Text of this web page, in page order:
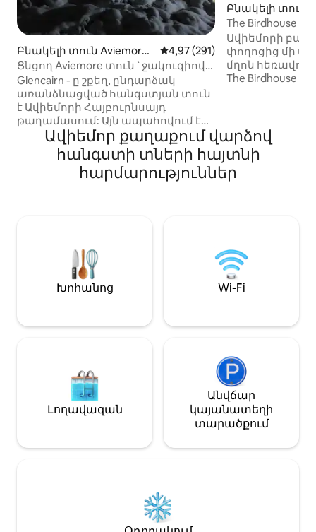
Բնակելի տուն Aviemore-
ում
Միջին վարկանիշը՝ 5-ից
4,97 (291)
Ցնցող Aviemore տուն ՝ ջակուզիով
և սաունայով
Glencairn - ը շքեղ, ընդարձակ
առանձնացված հանգստյան տուն
է Ավիեմորի Հայբուրնսայդ
թաղամասում: Այն ապահովում է
որակյալ բնակելի տարածք ՝
բազմաթիվ լրացուցիչ
հարմարություններով, այդ թվում ՝
Wi - Fi, ջակուզի, հատակի
և ամբողջ երկարությամբ
պատշգամբով տարածքից դուրս ։
Գտնվում է տեղական անտառի
կողքին ՝ ակտիվ հյուրերի համար,
լեռնային հեծանվային
)։ Կից այգի
Բնակելի տուն
րջան-ում
The Birdhouse
մահճակալ
Ավիեմորի
փողոցից մի
մղոն
The Birdhouse
հետևի այգով ։ Օգտվելով
տեղական
՝ այն
ոտքով է մինչև
շրջակայքում
տանը
Տունը մոտակա
րոպե
զբոսավայրով ։
Ավիեմոր քաղաքում վարձով
հանգստի տների հայտնի
հարմարություններ
Խոհանոց Wi-Fi
Լողավազան
Անվճար
կայանատեղի
տարածքում